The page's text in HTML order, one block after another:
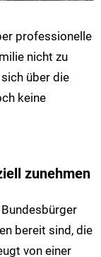
professionelle
nicht zu
über die
keine
zunehmen
bereit sind, die
von einer